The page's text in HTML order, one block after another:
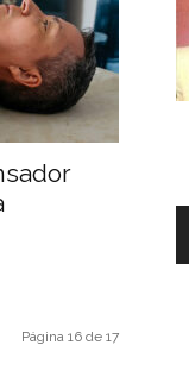
Página 16 de 17